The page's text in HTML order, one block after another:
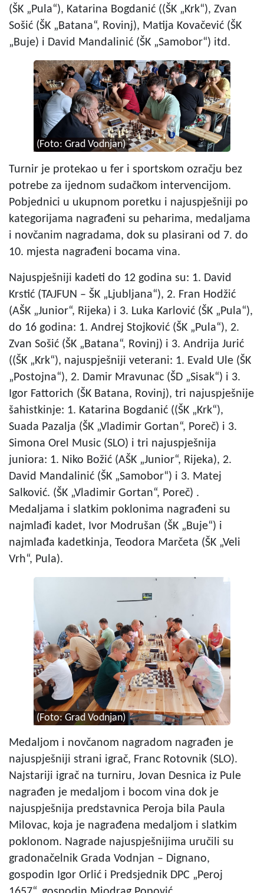
(ŠK „Pula“), Katarina Bogdanić ((ŠK „Krk“), Zvan
Sošić (ŠK „Batana“, Rovinj), Matija Kovačević (ŠK
„Buje) i David Mandalinić (ŠK „Samobor“) itd.
(Foto: Grad Vodnjan)
Turnir je protekao u fer i sportskom ozračju bez
potrebe za ijednom sudačkom intervencijom.
Pobjednici u ukupnom poretku i najuspješniji po
kategorijama nagrađeni su peharima, medaljama
i novčanim nagradama, dok su plasirani od 7. do
10. mjesta nagrađeni bocama vina.
Najuspješniji kadeti do 12 godina su: 1. David
Krstić (TAJFUN – ŠK „Ljubljana“), 2. Fran Hodžić
(AŠK „Junior“, Rijeka) i 3. Luka Karlović (ŠK „Pula“),
do 16 godina: 1. Andrej Stojković (ŠK „Pula“), 2.
Zvan Sošić (ŠK „Batana“, Rovinj) i 3. Andrija Jurić
((ŠK „Krk“), najuspješniji veterani: 1. Evald Ule (ŠK
„Postojna“), 2. Damir Mravunac (ŠD „Sisak“) i 3.
Igor Fattorich (ŠK Batana, Rovinj), tri najuspješnije
šahistkinje: 1. Katarina Bogdanić ((ŠK „Krk“),
Suada Pazalja (ŠK „Vladimir Gortan“, Poreč) i 3.
Simona Orel Music (SLO) i tri najuspješnija
juniora: 1. Niko Božić (AŠK „Junior“, Rijeka), 2.
David Mandalinić (ŠK „Samobor“) i 3. Matej
Salković. (ŠK „Vladimir Gortan“, Poreč) .
Medaljama i slatkim poklonima nagrađeni su
najmlađi kadet, Ivor Modrušan (ŠK „Buje“) i
najmlađa kadetkinja, Teodora Marčeta (ŠK „Veli
Vrh“, Pula).
(Foto: Grad Vodnjan)
Medaljom i novčanom nagradom nagrađen je
najuspješniji strani igrač, Franc Rotovnik (SLO).
Najstariji igrač na turniru, Jovan Desnica iz Pule
nagrađen je medaljom i bocom vina dok je
najuspješnija predstavnica Peroja bila Paula
Milovac, koja je nagrađena medaljom i slatkim
poklonom. Nagrade najuspješnijima uručili su
gradonačelnik Grada Vodnjan – Dignano,
gospodin Igor Orlić i Predsjednik DPC „Peroj